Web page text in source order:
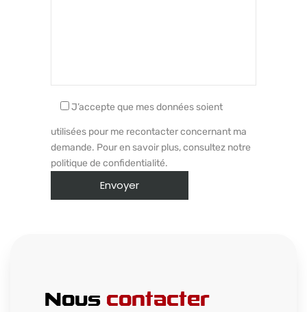
J’accepte que mes données soient
utilisées pour me recontacter concernant ma
demande. Pour en savoir plus, consultez notre
politique de confidentialité.
Nous contacter